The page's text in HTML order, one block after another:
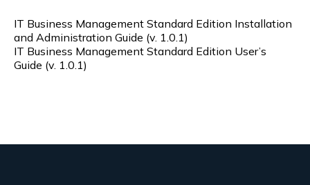
IT Business Management Standard Edition Installation
and Administration Guide (v. 1.0.1)
IT Business Management Standard Edition User’s
Guide (v. 1.0.1)